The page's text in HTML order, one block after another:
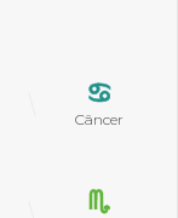
Câncer